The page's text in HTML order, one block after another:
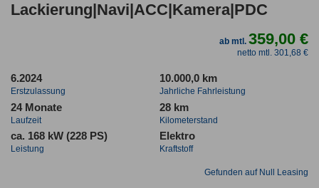
Lackierung|Navi|ACC|Kamera|PDC
ab mtl.359,00 €
netto mtl. 301,68 €
6.2024
Erstzulassung
10.000,0 km
Jahrliche Fahrleistung
24 Monate
Laufzeit
28 km
Kilometerstand
ca. 168 kW (228 PS)
Leistung
Elektro
Kraftstoff
Gefunden auf Null Leasing